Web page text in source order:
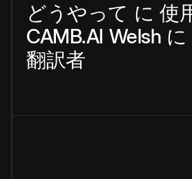
どうやって に 使
CAMB.AI Welsh に
翻訳者